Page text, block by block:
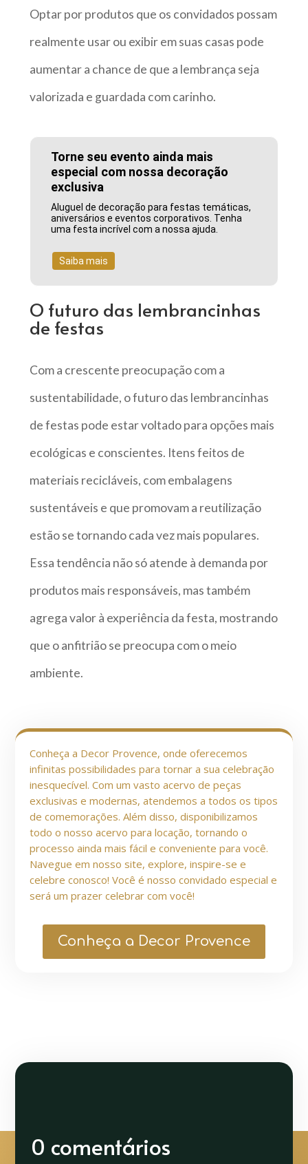
Optar por produtos que os convidados possam
realmente usar ou exibir em suas casas pode
aumentar a chance de que a lembrança seja
valorizada e guardada com carinho.
Torne seu evento ainda mais
especial com nossa decoração
exclusiva
Aluguel de decoração para festas temáticas,
aniversários e eventos corporativos. Tenha
uma festa incrível com a nossa ajuda.
Saiba mais
O futuro das lembrancinhas
de festas
Com a crescente preocupação com a
sustentabilidade, o futuro das lembrancinhas
de festas pode estar voltado para opções mais
ecológicas e conscientes. Itens feitos de
materiais recicláveis, com embalagens
sustentáveis e que promovam a reutilização
estão se tornando cada vez mais populares.
Essa tendência não só atende à demanda por
produtos mais responsáveis, mas também
agrega valor à experiência da festa, mostrando
que o anfitrião se preocupa com o meio
ambiente.
Conheça a Decor Provence, onde oferecemos
infinitas possibilidades para tornar a sua celebração
inesquecível. Com um vasto acervo de peças
exclusivas e modernas, atendemos a todos os tipos
de comemorações. Além disso, disponibilizamos
todo o nosso acervo para locação, tornando o
processo ainda mais fácil e conveniente para você.
Navegue em nosso site, explore, inspire-se e
celebre conosco! Você é nosso convidado especial e
será um prazer celebrar com você!
Conheça a Decor Provence
0 comentários